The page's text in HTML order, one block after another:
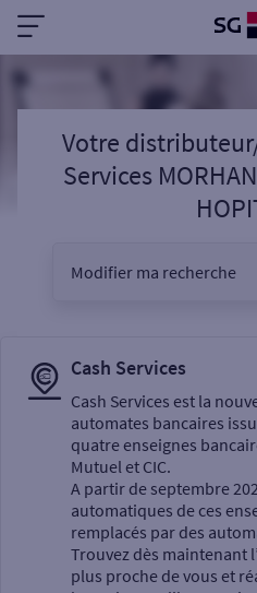
Votre
Services
Modifier ma recherche
Sélectionnez votre
Un service
Cash Services
Cash Services est la
automates bancaires
quatre enseignes
Mutuel et CIC.
A partir de septembre
automatiques de ces
remplacés par des
Trouvez dès maintenant
plus proche de vous et